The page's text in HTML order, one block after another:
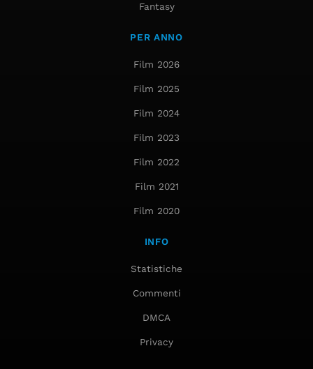
Fantasy
PER ANNO
Film 2026
Film 2025
Film 2024
Film 2023
Film 2022
Film 2021
Film 2020
INFO
Statistiche
Commenti
DMCA
Privacy